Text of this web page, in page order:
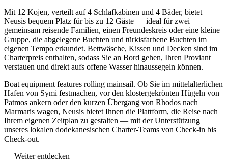
Mit 12 Kojen, verteilt auf 4 Schlafkabinen und 4 Bäder, bietet
Neusis bequem Platz für bis zu 12 Gäste — ideal für zwei
gemeinsam reisende Familien, einen Freundeskreis oder eine kleine
Gruppe, die abgelegene Buchten und türkisfarbene Buchten im
eigenen Tempo erkundet. Bettwäsche, Kissen und Decken sind im
Charterpreis enthalten, sodass Sie an Bord gehen, Ihren Proviant
verstauen und direkt aufs offene Wasser hinaussegeln können.
Boat equipment features rolling mainsail. Ob Sie im mittelalterlichen
Hafen von Symi festmachen, vor den klostergekrönten Hügeln von
Patmos ankern oder den kurzen Übergang von Rhodos nach
Marmaris wagen, Neusis bietet Ihnen die Plattform, die Reise nach
Ihrem eigenen Zeitplan zu gestalten — mit der Unterstützung
unseres lokalen dodekanesischen Charter-Teams von Check-in bis
Check-out.
— Weiter entdecken